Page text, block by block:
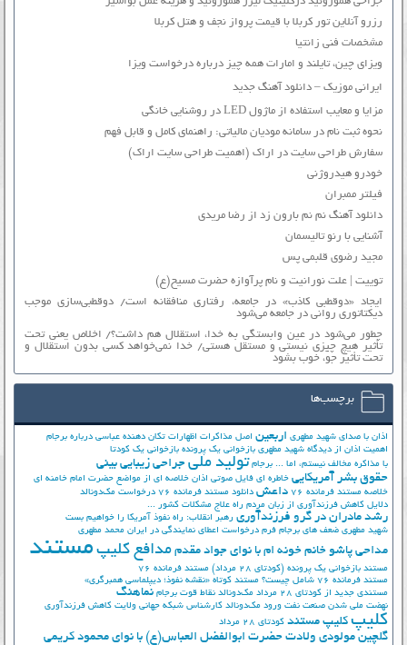
رزرو آنلاین تور کربلا با قیمت پرواز نجف و هتل کربلا
مشخصات فنی زانتیا
ویزای چین، تایلند و امارات همه چیز درباره درخواست ویزا
ایرانی موزیک – دانلود آهنگ جدید
مزایا و معایب استفاده از ماژول LED در روشنایی خانگی
نحوه ثبت نام در سامانه مودیان مالیاتی: راهنمای کامل و قابل فهم
سفارش طراحی سایت در اراک (اهمیت طراحی سایت اراک)
خودرو هیدروژنی
فیلتر ممبران
دانلود آهنگ نم نم بارون زد از رضا مریدی
آشنایی با رنو تالیسمان
مجید رضوی قلبمی پس
توییت | علت نورانیت و نام پرآوازه حضرت مسیح(ع)
ایجاد «دوقطبی کاذب» در جامعه، رفتاری منافقانه است/ دوقطبی‌سازی موجب
دیکتاتوری روانی در جامعه می‌شود
چطور می‌شود در عین وابستگی به خدا، استقلال هم داشت؟/ اخلاص یعنی تحت
تأثیر هیچ چیزی نیستی و مستقل هستی/ خدا نمی‌خواهد کسی بدون استقلال و
تحت تأثیر جوّ، خوب بشود
برچسب‌ها
اذان با صدای شهید مطهری اربعین اصل مذاکرات اظهارات تکان دهنده عباسی درباره برجام
اهمیت اذان از دیدگاه شهید مطهری بازخوانی یک پرونده بازخوانی یک کودتا
با مذاکره مخالف نیستم، اما ... برجام تولید ملی جراحی زیبایی بینی
حقوق بشر آمریکایی خاطره ای فایل صوتی اذان خلاصه ای از مواضع حضرت امام خامنه ای
خلاصه مستند فرمانده 76
داعش دانلود مستند فرمانده 76
درخواست مک‌دونالد
دلایل کاهش فرزندآوری از زبان مردم راه علاج مشکلات کشور ...
رشد مادران در گرو فرزندآوری رهبر انقلاب: راه نفوذ آمریکا را خواهیم بست
شهید مطهری ضعف های برجام فرم درخواست اعطای نمایندگی در ایران محمد مطهری
مداحی پاشو خانم خونه ام با نوای جواد مقدم مدافع کلیپ مستند
مستند بازخوانی یک پرونده (کودتای 28 مرداد)
مستند فرمانده 76
مستند فرمانده 76 شامل چیست؟
مستند کوتاه «نقشه نفوذ؛ دیپلماسی همبرگری»
مستندی جدید از کودتای 28 مرداد
مک‌دونالد نقاط قوت برجام نماهنگ
نهضت ملي شدن صنعت نفت ورود مک‌دونالد کارشناس شبکه جهانی ولایت کاهش فرزندآوری
کلیپ کلیپ مستند کودتای 28 مرداد
گلچین مولودی ولادت حضرت ابوالفضل العباس(ع) با نوای محمود کریمی